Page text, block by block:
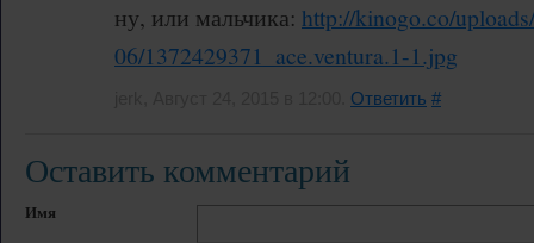
ну, или мальчика: http://kinogo.co/
06/1372429371_ace.ventura.1-1.jpg
Ответить #
Оставить комментарий
Имя